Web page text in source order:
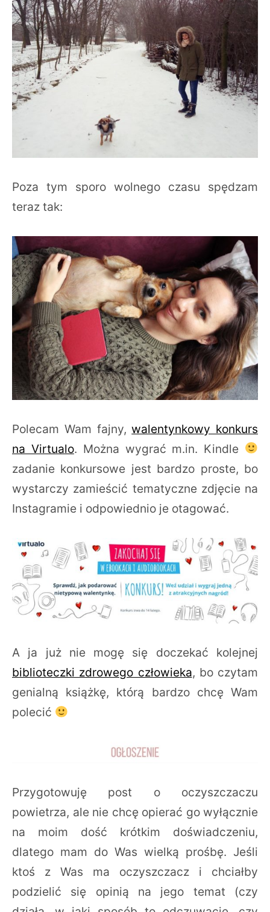
Poza tym sporo wolnego czasu spędzam
teraz tak:
Polecam Wam fajny,walentynkowy konkurs
na Virtualo. Można wygrać m.in. Kindle
zadanie konkursowe jest bardzo proste, bo
wystarczy zamieścić tematyczne zdjęcie na
Instagramie i odpowiednio je otagować.
A ja już nie mogę się doczekać kolejnej
biblioteczki zdrowego człowieka, bo czytam
genialną książkę, którą bardzo chcę Wam
polecić
Przygotowuję post o oczyszczaczu
powietrza, ale nie chcę opierać go wyłącznie
na moim dość krótkim doświadczeniu,
dlatego mam do Was wielką prośbę. Jeśli
ktoś z Was ma oczyszczacz i chciałby
podzielić się opinią na jego temat (czy